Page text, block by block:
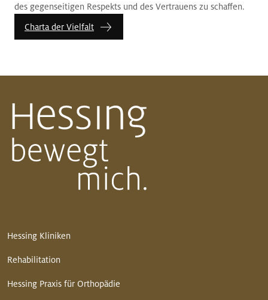
des gegenseitigen Respekts und des Vertrauens zu schaffen.
Charta der Vielfalt
Hessing Kliniken
Rehabilitation
Hessing Praxis für Orthopädie